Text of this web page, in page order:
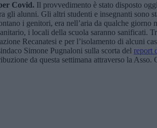
Covid. Il provvedimento è stato disposto
alunni. Gli altri studenti e insegnanti sono
i genitori, era nell’aria da qualche giorno
i locali della scuola saranno sanificati.
Recanatesi e per l’isolamento di alcuni
Simone Pugnaloni sulla scorta del report
da questa settimana attraverso la